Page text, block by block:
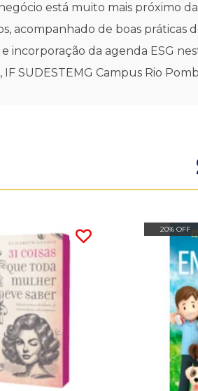
está muito mais próximo
acompanhado de boas práticas
incorporação da agenda ESG
SUDESTEMG Campus Rio
20% OFF